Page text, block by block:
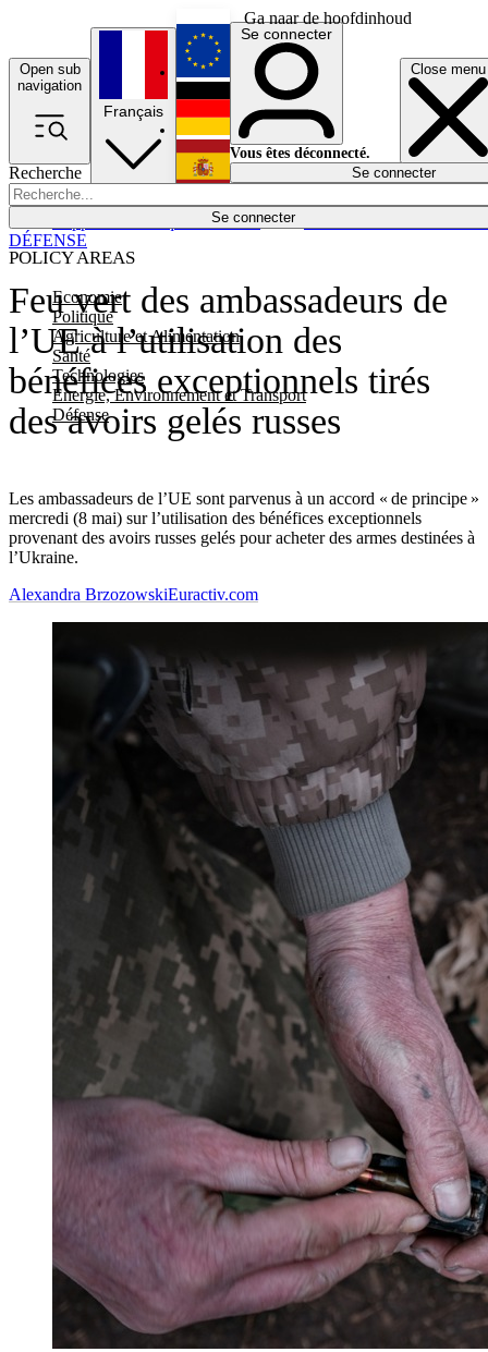
Ga naar de hoofdinhoud
Open sub
navigation
Close menu
Recherche
Se connecter
POLICY AREAS
Economie
Politique
Agriculture et Alimentation
Santé
Technologies
Energie, Environnement et Transport
Défense
Économie
Français
English
Deutsch
Español
Se connecter
Vous êtes déconnecté.
Se connecter
Feu vert des ambassadeurs de
l’UE à l’utilisation des
bénéfices exceptionnels tirés
des avoirs gelés russes
Les ambassadeurs de l’UE sont parvenus à un accord « de principe »
mercredi (8 mai) sur l’utilisation des bénéfices exceptionnels
provenant des avoirs russes gelés pour acheter des armes destinées à
l’Ukraine.
DÉFENSE
Alexandra BrzozowskiEuractiv.com